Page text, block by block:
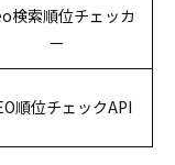
検索順位チェッカ
ー
順位チェックAPI